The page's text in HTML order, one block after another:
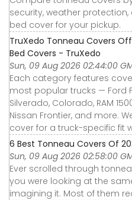
security, weather
bed cover for your pickup.
TruXedo Tonneau Covers
Bed Covers - TruXedo
Sun, 09 Aug 2026 02:44:00
Each category features
most popular trucks — Ford
Silverado, Colorado, RAM
Nissan Frontier, and more.
cover for a truck-specific fit
6 Best Tonneau Covers Of
Sun, 09 Aug 2026 02:58:00
Ever scrolled through
you were looking at the
imagining it. Most of them